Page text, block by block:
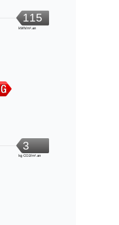
115
kWh/m².an
3
kg CO2/m².an